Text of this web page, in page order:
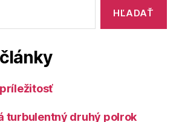
turbulentný druhý polrok